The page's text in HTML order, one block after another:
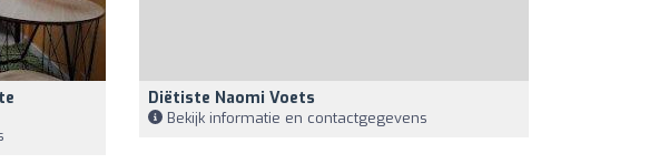
Diëtiste Naomi Voets
Bekijk informatie en contactgegevens